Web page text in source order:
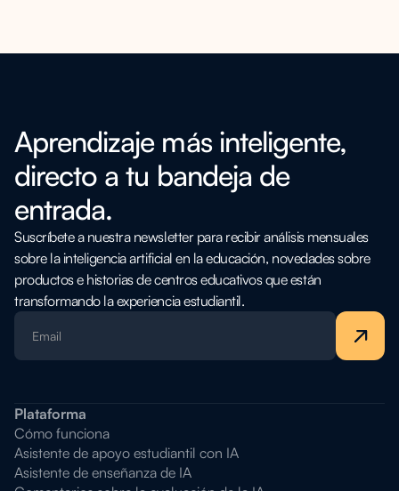
Aprendizaje más inteligente,
directo a tu bandeja de
entrada.
Suscríbete a nuestra newsletter para recibir análisis mensuales
sobre la inteligencia artificial en la educación, novedades sobre
productos e historias de centros educativos que están
transformando la experiencia estudiantil.
Plataforma
Cómo funciona
Asistente de apoyo estudiantil con IA
Asistente de enseñanza de IA